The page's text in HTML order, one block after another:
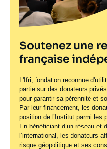
Soutenez une
française
L'Ifri, fondation reconnue
partie sur des donateurs
pour garantir sa pérennité et
Par leur financement, les
position de l’Institut parmi les
En bénéficiant d’un réseau et
l’international, les donateurs
risque géopolitique et ses